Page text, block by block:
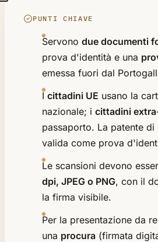
PUNTI CHIAVE
Servono due documenti
prova d'identità e una
emessa fuori dal
I cittadini UE usano la
nazionale; i cittadini
passaporto. La patente di
valida come prova
Le scansioni devono
dpi, JPEG o PNG, con il
la firma visibile.
Per la presentazione da
una procura (firmata